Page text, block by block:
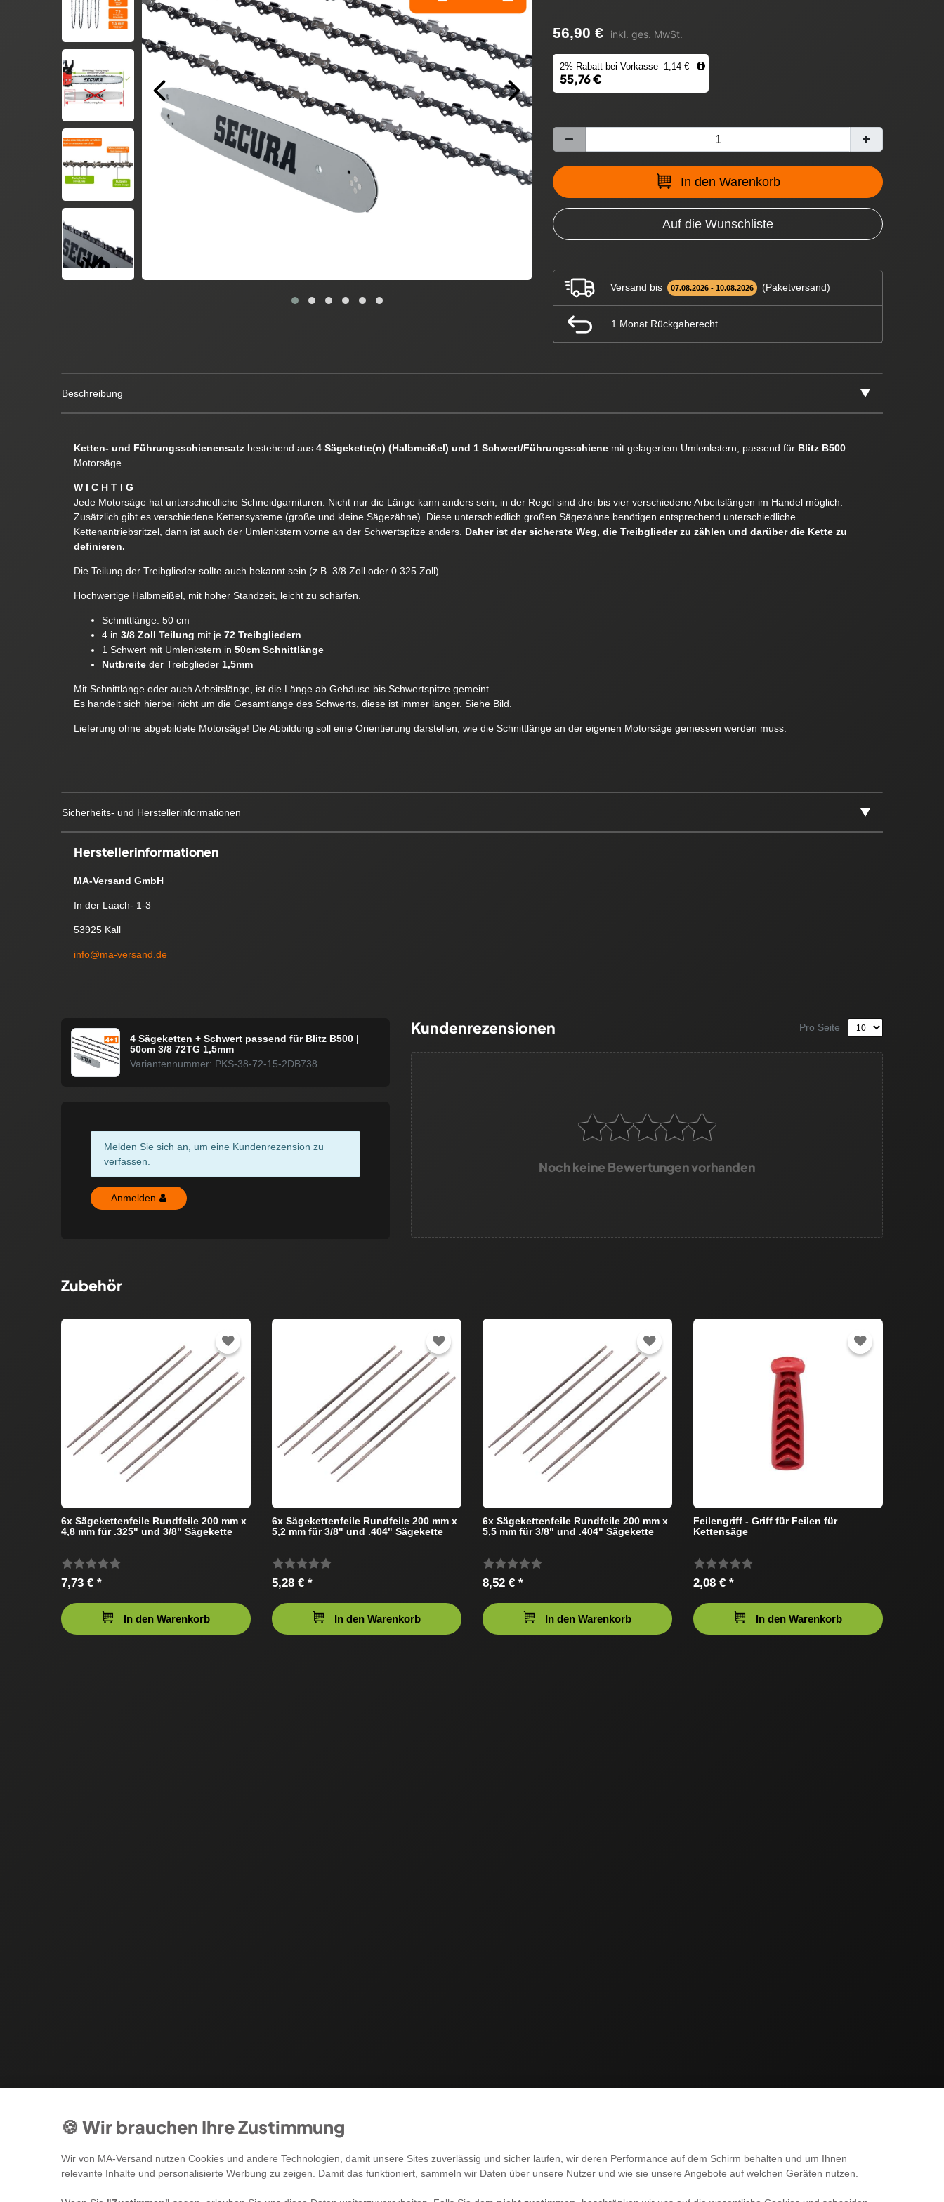
56,90 € inkl. ges. MwSt.
2% Rabatt bei Vorkasse -1,14 €
55,76 €
In den Warenkorb
Auf die Wunschliste
Versand bis 07.08.2026 - 10.08.2026 (Paketversand)
1 Monat Rückgaberecht
Beschreibung
Ketten- und Führungsschienensatzbestehend aus 4 Sägekette(n) (Halbmeißel) und 1 Schwert/Führungsschienemit gelagertem Umlenkstern, passend für Blitz B500
Motorsäge.
W I C H T I G
Jede Motorsäge hat unterschiedliche Schneidgarnituren. Nicht nur die Länge kann anders sein, in der Regel sind drei bis vier verschiedene Arbeitslängen im Handel möglich.
Zusätzlich gibt es verschiedene Kettensysteme (große und kleine Sägezähne). Diese unterschiedlich großen Sägezähne benötigen entsprechend unterschiedliche
Kettenantriebsritzel, dann ist auch der Umlenkstern vorne an der Schwertspitze anders. Daher ist der sicherste Weg, die Treibglieder zu zählen und darüber die Kette zu
definieren.
Die Teilung der Treibglieder sollte auch bekannt sein (z.B. 3/8 Zoll oder 0.325 Zoll).
Hochwertige Halbmeißel, mit hoher Standzeit, leicht zu schärfen.
Schnittlänge: 50 cm
4 in 3/8 Zoll Teilung mit je 72 Treibgliedern
1 Schwert mit Umlenkstern in 50cm Schnittlänge
Nutbreiteder Treibglieder 1,5mm
Mit Schnittlänge oder auch Arbeitslänge, ist die Länge ab Gehäuse bis Schwertspitze gemeint.
Es handelt sich hierbei nicht um die Gesamtlänge des Schwerts, diese ist immer länger. Siehe Bild.
Lieferung ohne abgebildete Motorsäge! Die Abbildung soll eine Orientierung darstellen, wie die Schnittlänge an der eigenen Motorsäge gemessen werden muss.
Sicherheits- und Herstellerinformationen
Herstellerinformationen
MA-Versand GmbH
In der Laach- 1-3
53925 Kall
info@ma-versand.de
4 Sägeketten + Schwert passend für Blitz B500 |
50cm 3/8 72TG 1,5mm
Variantennummer: PKS-38-72-15-2DB738
Melden Sie sich an, um eine Kundenrezension zu
verfassen.
Anmelden
Kundenrezensionen Pro Seite
Noch keine Bewertungen vorhanden
Zubehör
6x Sägekettenfeile Rundfeile 200 mm x
4,8 mm für .325" und 3/8" Sägekette
7,73 € *
In den Warenkorb
6x Sägekettenfeile Rundfeile 200 mm x
5,2 mm für 3/8" und .404" Sägekette
5,28 € *
In den Warenkorb
6x Sägekettenfeile Rundfeile 200 mm x
5,5 mm für 3/8" und .404" Sägekette
8,52 € *
In den Warenkorb
Feilengriff - Griff für Feilen für
Kettensäge
2,08 € *
In den Warenkorb
🍪 Wir brauchen Ihre Zustimmung
Wir von MA-Versand nutzen Cookies und andere Technologien, damit unsere Sites zuverlässig und sicher laufen, wir deren Performance auf dem Schirm behalten und um Ihnen
relevante Inhalte und personalisierte Werbung zu zeigen. Damit das funktioniert, sammeln wir Daten über unsere Nutzer und wie sie unsere Angebote auf welchen Geräten nutzen.
RECHTLICHES SERVICE